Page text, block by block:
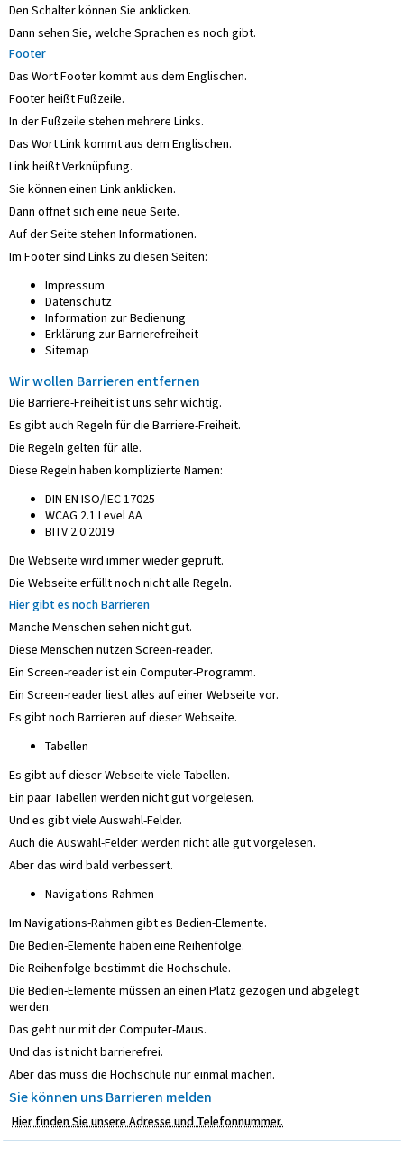
Den Schalter können Sie anklicken.
Dann sehen Sie, welche Sprachen es noch gibt.
Footer
Das Wort Footer kommt aus dem Englischen.
Footer heißt Fußzeile.
In der Fußzeile stehen mehrere Links.
Das Wort Link kommt aus dem Englischen.
Link heißt Verknüpfung.
Sie können einen Link anklicken.
Dann öffnet sich eine neue Seite.
Auf der Seite stehen Informationen.
Im Footer sind Links zu diesen Seiten:
Impressum
Datenschutz
Information zur Bedienung
Erklärung zur Barrierefreiheit
Sitemap
Wir wollen Barrieren entfernen
Die Barriere-Freiheit ist uns sehr wichtig.
Es gibt auch Regeln für die Barriere-Freiheit.
Die Regeln gelten für alle.
Diese Regeln haben komplizierte Namen:
DIN EN ISO/IEC 17025
WCAG 2.1 Level AA
BITV 2.0:2019
Die Webseite wird immer wieder geprüft.
Die Webseite erfüllt noch nicht alle Regeln.
Hier gibt es noch Barrieren
Manche Menschen sehen nicht gut.
Diese Menschen nutzen Screen-reader.
Ein Screen-reader ist ein Computer-Programm.
Ein Screen-reader liest alles auf einer Webseite vor.
Es gibt noch Barrieren auf dieser Webseite.
Tabellen
Es gibt auf dieser Webseite viele Tabellen.
Ein paar Tabellen werden nicht gut vorgelesen.
Und es gibt viele Auswahl-Felder.
Auch die Auswahl-Felder werden nicht alle gut vorgelesen.
Aber das wird bald verbessert.
Navigations-Rahmen
Im Navigations-Rahmen gibt es Bedien-Elemente.
Die Bedien-Elemente haben eine Reihenfolge.
Die Reihenfolge bestimmt die Hochschule.
Die Bedien-Elemente müssen an einen Platz gezogen und abgelegt
werden.
Das geht nur mit der Computer-Maus.
Und das ist nicht barrierefrei.
Aber das muss die Hochschule nur einmal machen.
Sie können uns Barrieren melden
Hier finden Sie unsere Adresse und Telefonnummer.